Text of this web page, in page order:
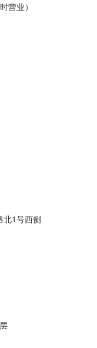
营业）
北1号西侧